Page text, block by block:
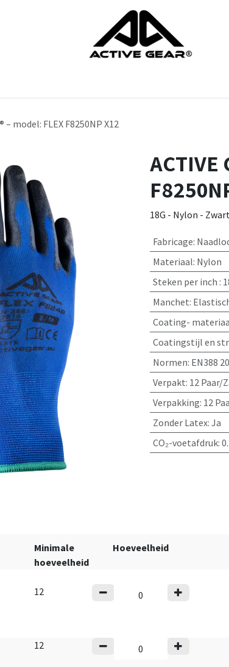
– model: FLEX F8250NP X12
ACTIVE
18G - Nylon -
Fabricage:
Materiaal: Nylon
Steken per inch :
Manchet:
Coating-
Coatingstijl en
Normen: EN388
Verpakt: 12 Paar/
Verpakking: 12
Zonder Latex: Ja
CO₂-voetafdruk:
Minimale
hoeveelheid
Hoeveelheid
12
12